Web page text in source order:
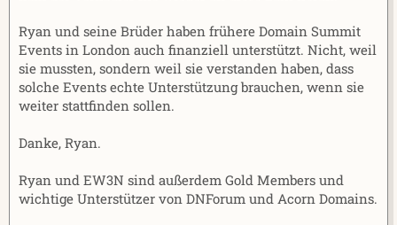
Ryan und seine Brüder haben frühere Domain Summit
Events in London auch finanziell unterstützt. Nicht, weil
sie mussten, sondern weil sie verstanden haben, dass
solche Events echte Unterstützung brauchen, wenn sie
weiter stattfinden sollen.
Danke, Ryan.
Ryan und EW3N sind außerdem Gold Members und
wichtige Unterstützer von DNForum und Acorn Domains.